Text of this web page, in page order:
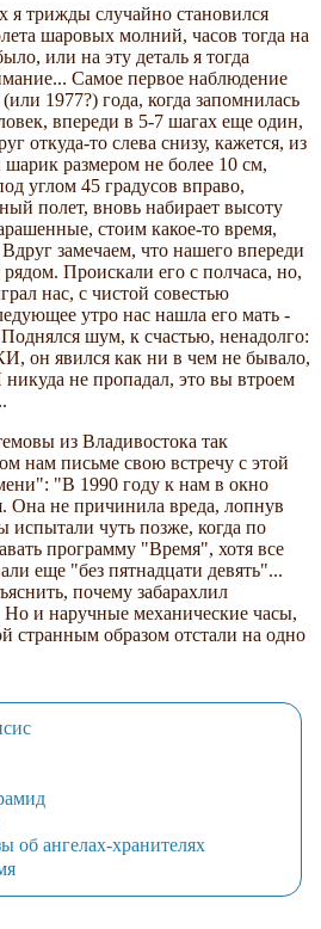
я трижды случайно становился
шаровых молний, часов тогда на
или на эту деталь я тогда
Самое первое наблюдение
1977?) года, когда запомнилась
впереди в 5-7 шагах еще один,
откуда-то слева снизу, кажется, из
размером не более 10 см,
углом 45 градусов вправо,
полет, вновь набирает высоту
стоим какое-то время,
замечаем, что нашего впереди
Проискали его с полчаса, но,
нас, с чистой совестью
утро нас нашла его мать -
шум, к счастью, ненадолго:
он явился как ни в чем не бывало,
не пропадал, это вы втроем
из Владивостока так
нам письме свою встречу с этой
"В 1990 году к нам в окно
Она не причинила вреда, лопнув
испытали чуть позже, когда по
программу "Время", хотя все
еще "без пятнадцати девять"...
почему забарахлил
и наручные механические часы,
странным образом отстали на одно
об ангелах-хранителях